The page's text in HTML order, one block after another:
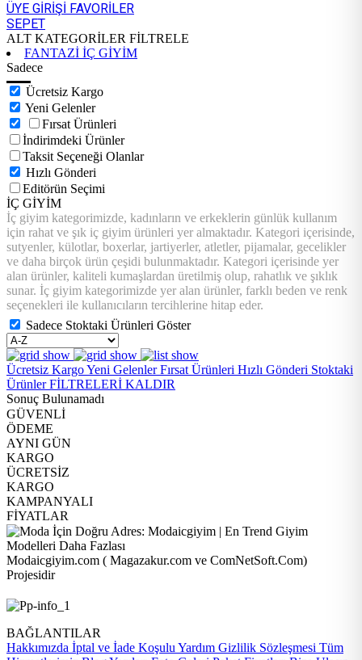
ÜYE GİRİŞİ FAVORİLER
SEPET
ALT KATEGORİLER FİLTRELE
FANTAZİ İÇ GİYİM
Sadece
Ücretsiz Kargo
Yeni Gelenler
Fırsat Ürünleri
İndirimdeki Ürünler
Taksit Seçeneği Olanlar
Hızlı Gönderi
Editörün Seçimi
İÇ GİYİM
İç giyim kategorimizde, kadınların ve erkeklerin günlük kullanım
için rahat ve şık iç giyim ürünleri yer almaktadır. Kategori içerisinde,
sutyenler, külotlar, boxerlar, jartiyerler, atletler, pijamalar, gecelikler
ve daha birçok ürün çeşidi bulunmaktadır. Kategori içerisinde yer
alan ürünler, kaliteli kumaşlardan üretilmiş olup, rahatlık ve şıklık
sunar. İç giyim kategorimizde yer alan ürünler, farklı beden ve renk
seçenekleri ile kullanıcıların tercihlerine hitap eder.
Sadece Stoktaki Ürünleri Göster
Ücretsiz KargoYeni GelenlerFırsat Ürünleri Hızlı Gönderi Stoktaki
ÜrünlerFİLTRELERİ KALDIR
Sonuç Bulunamadı
GÜVENLİ
ÖDEME
AYNI GÜN
KARGO
ÜCRETSİZ
KARGO
KAMPANYALI
FİYATLAR
Modaicgiyim.com ( Magazakur.com ve ComNetSoft.Com)
Projesidir
BAĞLANTILAR
Hakkımızda İptal ve İade Koşulu Yardım Gizlilik Sözleşmesi Tüm